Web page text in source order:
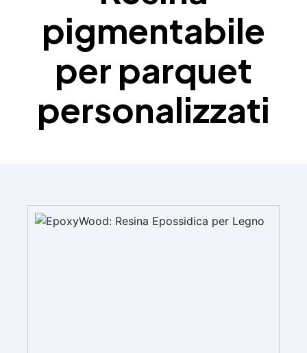
pigmentabile
per parquet
personalizzati